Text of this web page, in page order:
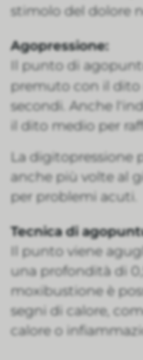
stimolo del dolore
Agopressione:
Il punto di
premuto con il dito
secondi. Anche
il dito medio per
La digitopressione
anche più volte al
per problemi acuti.
Tecnica di
Il punto viene
una profondità di
moxibustione è
segni di calore,
calore o